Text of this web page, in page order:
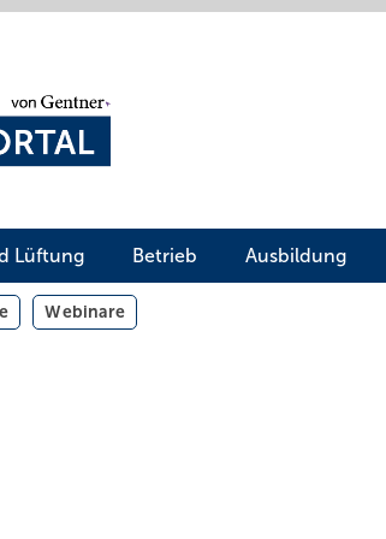
Lüftung Betrieb Ausbildung
Webinare